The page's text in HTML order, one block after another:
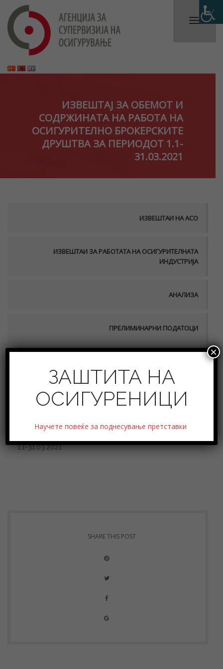
ИЗВЕШТАJ ЗА ОБЕМОТ И
СОДРЖИНАТА НА РАБОТА НА
ОСИГУРИТЕЛНО БРОКЕРСКИТЕ
ДРУШТВА ЗА ПЕРИОДОТ 1.1-
31.03.2021
ИЗВЕШТАИ НА АСО
ИЗВЕШТАИ ЗА РАБОТАТА НА ОСИГУРИТЕЛНАТА
ИНДУСТРИЈА
АНАЛИЗА
ПРЕЛИМИНАРНИ ПОДАТОЦИ
Извештаj за обемот и содржината на работа на
1.1-31.03.2021
SHARE THIS POST
ЗАШТИТА НА
ОСИГУРЕНИЦИ
Научете повеќе за поднесување претставки
×